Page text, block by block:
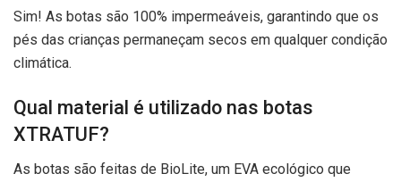
Sim! As botas são 100% impermeáveis, garantindo que os
pés das crianças permaneçam secos em qualquer condição
climática.
Qual material é utilizado nas botas
XTRATUF?
As botas são feitas de BioLite, um EVA ecológico que